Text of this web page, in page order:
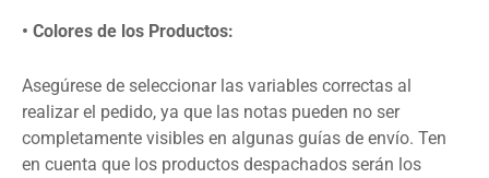
• Colores de los Productos:
Asegúrese de seleccionar las variables correctas al
realizar el pedido, ya que las notas pueden no ser
completamente visibles en algunas guías de envío. Ten
en cuenta que los productos despachados serán los